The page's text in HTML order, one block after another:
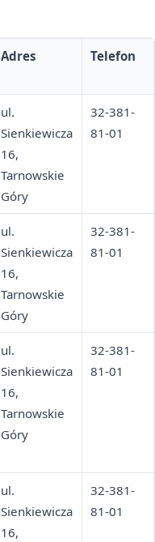
Adres Telefon
ul.
Sienkiewicza
16,
Tarnowskie
Góry
32-381-
81-01
ul.
Sienkiewicza
16,
Tarnowskie
Góry
32-381-
81-01
ul.
Sienkiewicza
16,
Tarnowskie
Góry
32-381-
81-01
ul.
Sienkiewicza
16,
32-381-
81-01